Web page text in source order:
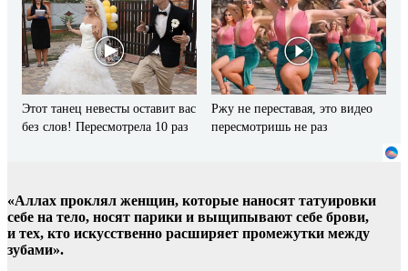
Этот танец невесты оставит вас
без слов! Пересмотрела 10 раз
Ржу не переставая, это видео
пересмотришь не раз
«Аллах проклял женщин, которые наносят татуировки
себе на тело, носят парики и выщипывают себе брови,
и тех, кто искусственно расширяет промежутки между
зубами».